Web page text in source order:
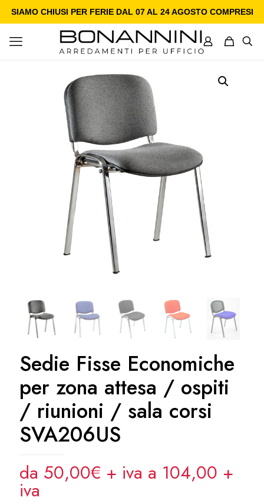
SIAMO CHIUSI PER FERIE DAL 07 AL 24 AGOSTO COMPRESI
Sedie Fisse Economiche
per zona attesa / ospiti
/ riunioni / sala corsi
SVA206US
da 50,00€ + iva a 104,00 +
iva